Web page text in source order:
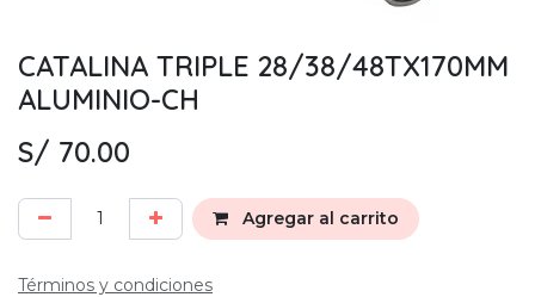
CATALINA TRIPLE 28/38/48TX170MM
ALUMINIO-CH
S/ 70.00
Agregar al carrito
Términos y condiciones